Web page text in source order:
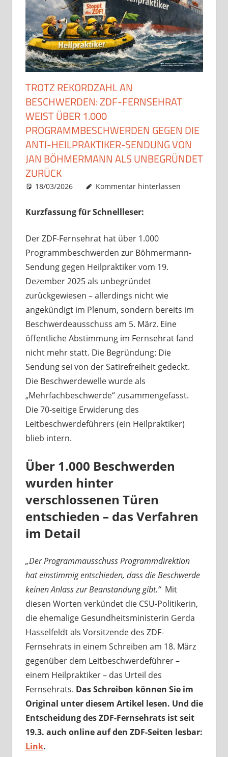
TROTZ REKORDZAHL AN
BESCHWERDEN: ZDF-FERNSEHRAT
WEIST ÜBER 1.000
PROGRAMMBESCHWERDEN GEGEN DIE
ANTI-HEILPRAKTIKER-SENDUNG VON
JAN BÖHMERMANN ALS UNBEGRÜNDET
ZURÜCK
18/03/2026 Christian J. Becker
Uncategorized
Kommentar hinterlassen
Kurzfassung für Schnellleser:
Der ZDF-Fernsehrat hat über 1.000
Programmbeschwerden zur Böhmermann-
Sendung gegen Heilpraktiker vom 19.
Dezember 2025 als unbegründet
zurückgewiesen – allerdings nicht wie
angekündigt im Plenum, sondern bereits im
Beschwerdeausschuss am 5. März. Eine
öffentliche Abstimmung im Fernsehrat fand
nicht mehr statt. Die Begründung: Die
Sendung sei von der Satirefreiheit gedeckt.
Die Beschwerdewelle wurde als
„Mehrfachbeschwerde“ zusammengefasst.
Die 70-seitige Erwiderung des
Leitbeschwerdeführers (ein Heilpraktiker)
blieb intern.
Über 1.000 Beschwerden
wurden hinter
verschlossenen Türen
entschieden – das Verfahren
im Detail
„Der Programmausschuss Programmdirektion
hat einstimmig entschieden, dass die Beschwerde
keinen Anlass zur Beanstandung gibt.“ Mit
diesen Worten verkündet die CSU-Politikerin,
die ehemalige Gesundheitsministerin Gerda
Hasselfeldt als Vorsitzende des ZDF-
Fernsehrats in einem Schreiben am 18. März
gegenüber dem Leitbeschwerdeführer –
einem Heilpraktiker – das Urteil des
Fernsehrats. Das Schreiben können Sie im
Original unter diesem Artikel lesen. Und die
Entscheidung des ZDF-Fernsehrats ist seit
19.3. auch online auf den ZDF-Seiten lesbar:
Link.